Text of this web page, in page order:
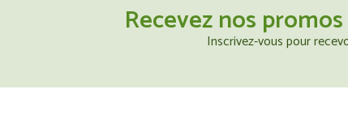
Recevez nos
Inscrivez-vous pour